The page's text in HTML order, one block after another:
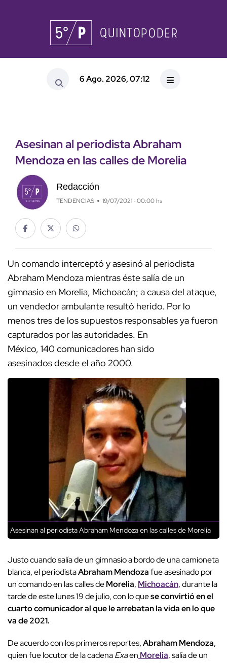
6 Ago. 2026, 07:12
Asesinan al periodista Abraham
Mendoza en las calles de Morelia
Redacción
TENDENCIAS 19/07/2021 · 00:00 hs
Un comando interceptó y asesinó al periodista
Abraham Mendoza mientras éste salía de un
gimnasio en Morelia, Michoacán; a causa del ataque,
un vendedor ambulante resultó herido. Por lo
menos tres de los supuestos responsables ya fueron
capturados por las autoridades. En
México, 140 comunicadores han sido
asesinados desde el año 2000.
Asesinan al periodista Abraham Mendoza en las calles de Morelia
Justo cuando salía de un gimnasio a bordo de una camioneta
blanca, el periodistaAbraham Mendozafue asesinado por
un comando en las calles deMorelia, Michoacán, durante la
tarde de este lunes 19 de julio, con lo quese convirtió en el
cuarto comunicador al que le arrebatan la vida en lo que
va de 2021.
De acuerdo con los primeros reportes,Abraham Mendoza,
quien fue locutor de la cadenaExaen Morelia, salía de un